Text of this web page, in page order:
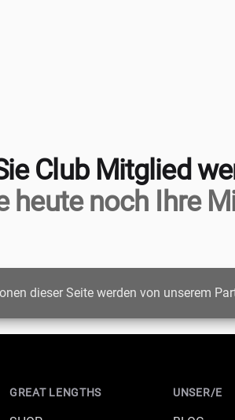
Club Mitglied
heute noch Ihre
dieser Seite werden von unserem
GREAT LENGTHS UNSER/E